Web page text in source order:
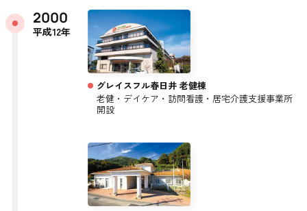
2000
平成12年
グレイスフル春日井 老健棟
老健・デイケア・訪問看護・居宅介護支援事業所
開設